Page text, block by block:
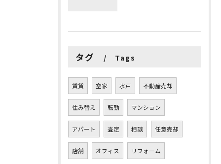
タグ Tags
賃貸 空家 水戸 不動産売却
住み替え 転勤 マンション
アパート 査定 相談 任意売却
店舗 オフィス リフォーム